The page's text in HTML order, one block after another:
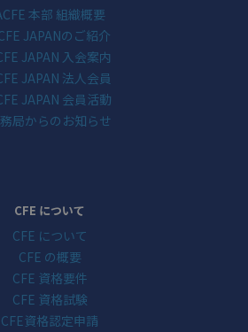
本部 組織概要
JAPANのご紹介
JAPAN 入会案内
JAPAN 法人会員
JAPAN 会員活動
局からのお知らせ
CFE について
CFE について
CFE の概要
CFE 資格要件
CFE 資格試験
CFE資格認定申請